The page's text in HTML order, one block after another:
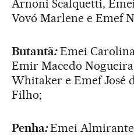
Arnoni Scalquetti,
Vovó Marlene e Emef
Butantã:Emei
Emir Macedo
Whitaker e Emef José
Filho;
Penha:Emei